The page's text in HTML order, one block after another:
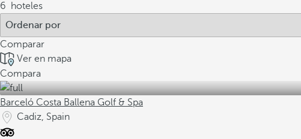
6
hoteles
Comparar
Ver en mapa
Compara
Barceló Costa Ballena Golf & Spa
Cadiz, Spain